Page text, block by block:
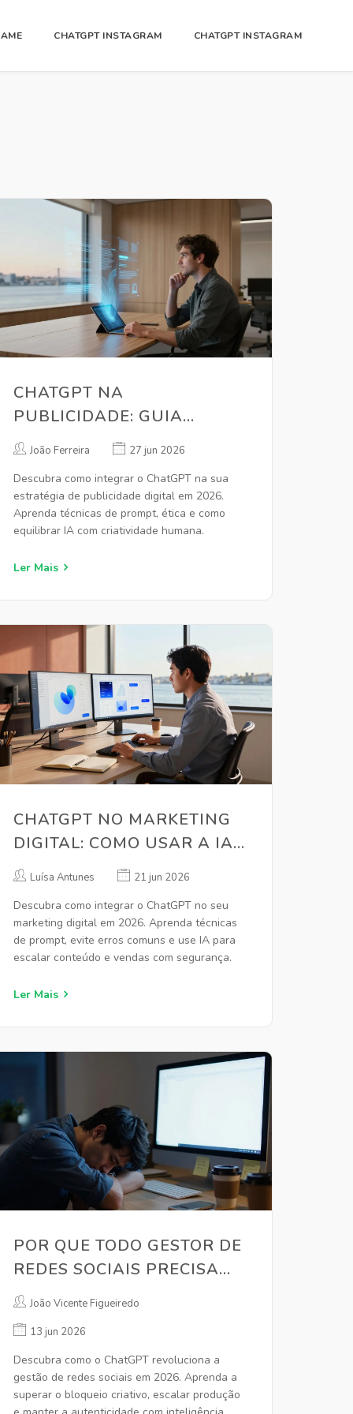
CHATGPT INSTAGRAM CHATGPT INSTAGRAM
CHATGPT NA
PUBLICIDADE: GUIA
PRÁTICO PARA CRIATIVOS
João Ferreira 27 jun 2026
Descubra como integrar o ChatGPT na sua
estratégia de publicidade digital em 2026.
Aprenda técnicas de prompt, ética e como
equilibrar IA com criatividade humana.
Ler Mais
CHATGPT NO MARKETING
DIGITAL: COMO USAR A IA
PARA VENDER MAIS EM
Luísa Antunes 21 jun 2026
Descubra como integrar o ChatGPT no seu
marketing digital em 2026. Aprenda técnicas
de prompt, evite erros comuns e use IA para
escalar conteúdo e vendas com segurança.
Ler Mais
POR QUE TODO GESTOR DE
REDES SOCIAIS PRECISA
DO CHATGPT EM 2026
João Vicente Figueiredo
13 jun 2026
Descubra como o ChatGPT revoluciona a
gestão de redes sociais em 2026. Aprenda a
superar o bloqueio criativo, escalar produção